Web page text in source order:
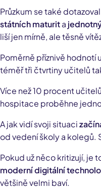
Průzkum se také
státních maturita
liší jen mírně, ale těsně
Poměrně příznivě hodnotí
téměř tři čtvrtiny učitelů
Více než 10 procent
hospitace proběhne
A jak vidí svoji situaci
od vedení školy a kolegů.
Pokud už něco kritizují, je
moderní digitální
většině velmi baví.